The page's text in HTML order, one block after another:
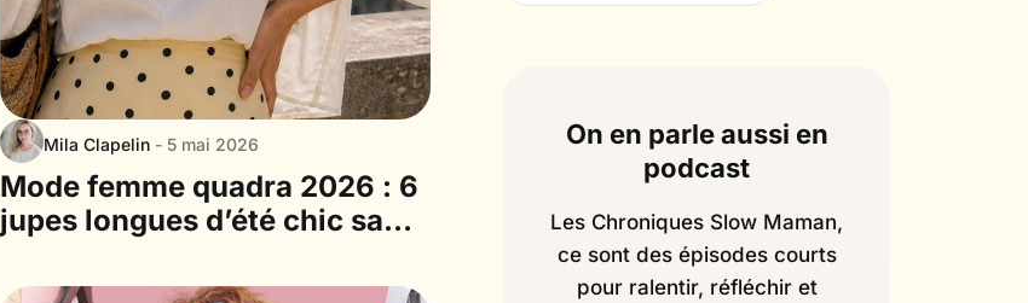
Mila Clapelin - 5 mai 2026
Mode femme quadra 2026 : 6
jupes longues d’été chic sans
On en parle aussi en
podcast
Les Chroniques Slow Maman,
ce sont des épisodes courts
pour ralentir, réfléchir et